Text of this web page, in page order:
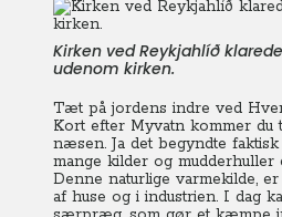
Kirken ved Reykjahlíð
udenom kirken.
Tæt på jordens indre ved
Kort efter Myvatn kommer
næsen. Ja det begyndte
mange kilder og
Denne naturlige varmekilde,
af huse og i industrien. I dag